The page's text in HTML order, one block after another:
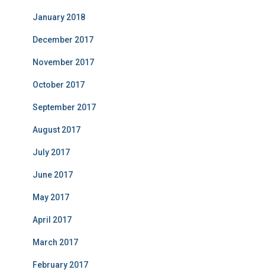
January 2018
December 2017
November 2017
October 2017
September 2017
August 2017
July 2017
June 2017
May 2017
April 2017
March 2017
February 2017